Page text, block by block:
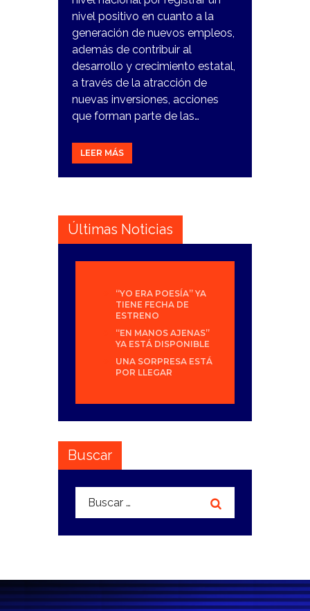
nivel positivo en cuanto a la
generación de nuevos empleos,
además de contribuir al
desarrollo y crecimiento estatal,
a través de la atracción de
nuevas inversiones, acciones
que forman parte de las…
LEER MÁS
Últimas Noticias
“YO ERA POESÍA” YA
TIENE FECHA DE
ESTRENO
“EN MANOS AJENAS”
YA ESTÁ DISPONIBLE
UNA SORPRESA ESTÁ
POR LLEGAR
Buscar
Buscar: